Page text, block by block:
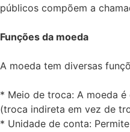
públicos compõem a
Funções da moeda
A moeda tem diversas
* Meio de troca: A moeda
(troca indireta em vez de
* Unidade de conta: